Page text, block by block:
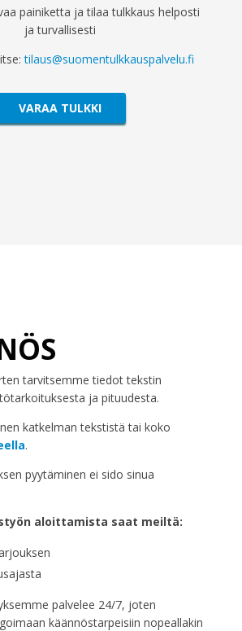
painiketta ja tilaa tulkkaus helposti
ja turvallisesti
tilaus@suomentulkkauspalvelu.fi
VARAA TULKKI
tarvitsemme tiedot tekstin
ja pituudesta.
katkelman tekstistä tai koko
.
pyytäminen ei sido sinua
aloittamista saat meiltä:
palvelee 24/7, joten
käännöstarpeisiin nopeallakin